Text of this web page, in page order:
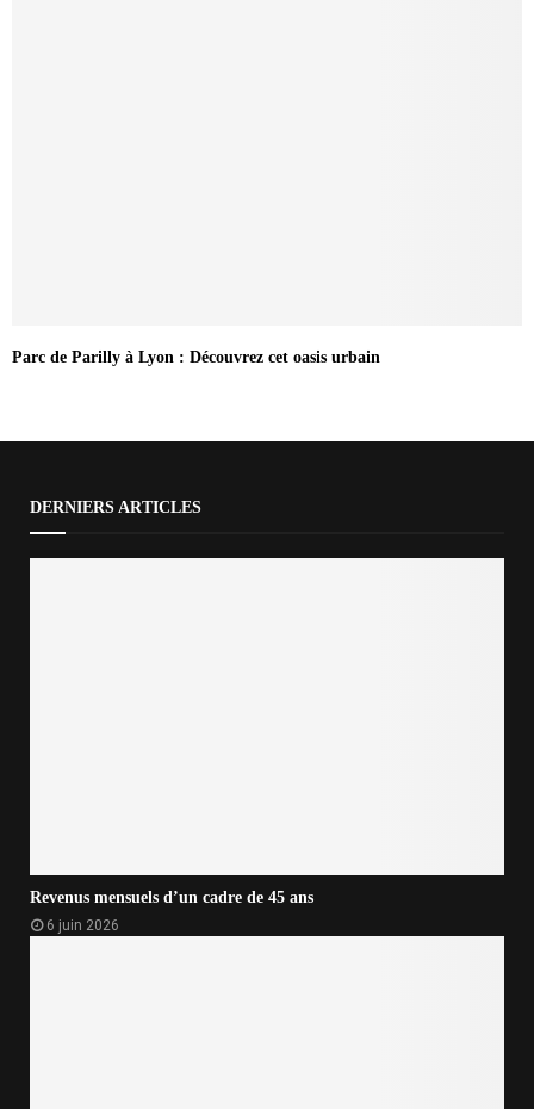
Parc de Parilly à Lyon : Découvrez cet oasis urbain
DERNIERS ARTICLES
Revenus mensuels d’un cadre de 45 ans
6 juin 2026